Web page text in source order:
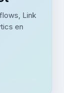
Link
en